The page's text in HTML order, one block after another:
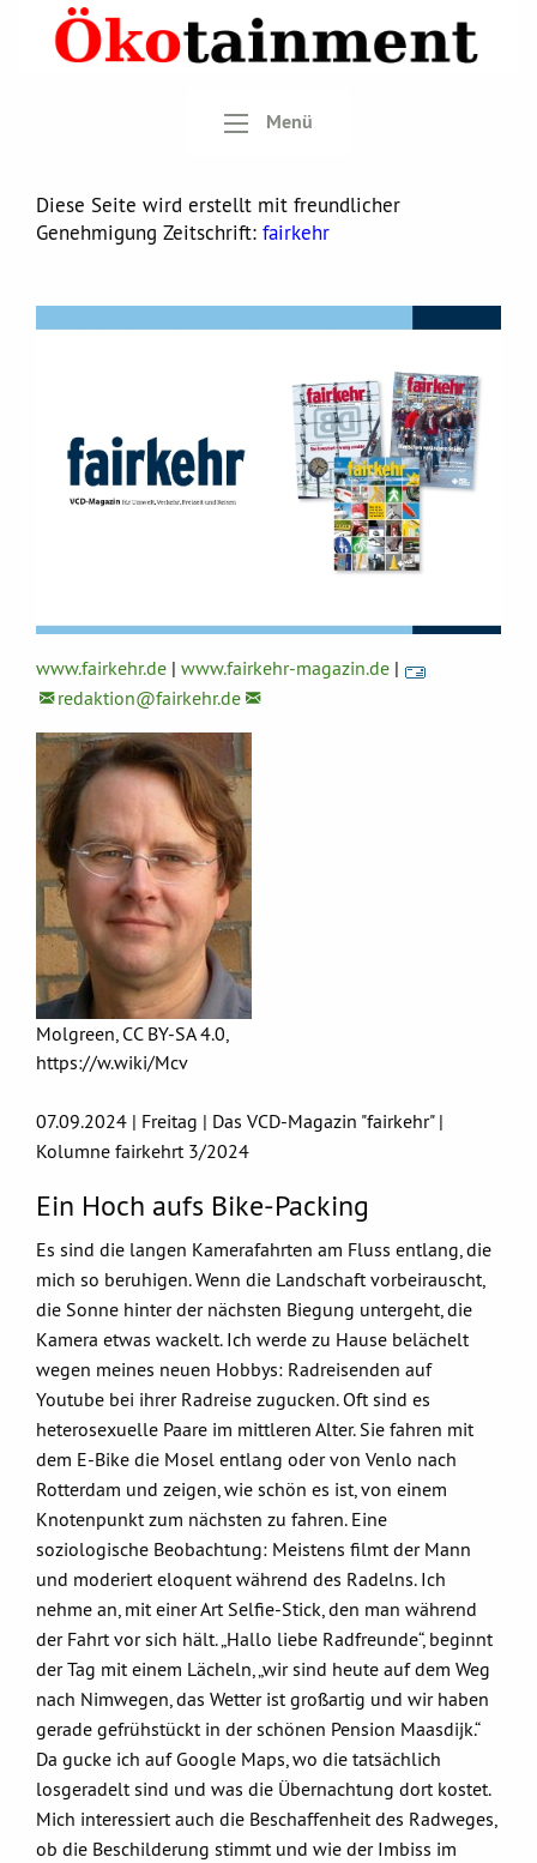
Menü
Diese Seite wird erstellt mit freundlicher
Genehmigung Zeitschrift: fairkehr
www.fairkehr.de | www.fairkehr-magazin.de |
redaktion@fairkehr.de
Molgreen, CC BY-SA 4.0,
https://w.wiki/Mcv
07.09.2024 | Freitag | Das VCD-Magazin "fairkehr" |
Kolumne fairkehrt 3/2024
Ein Hoch aufs Bike-Packing
Es sind die langen Kamerafahrten am Fluss entlang, die
mich so beruhigen. Wenn die Landschaft vorbeirauscht,
die Sonne hinter der nächsten Biegung untergeht, die
Kamera etwas wackelt. Ich werde zu Hause belächelt
wegen meines neuen Hobbys: Radreisenden auf
Youtube bei ihrer Radreise zugucken. Oft sind es
heterosexuelle Paare im mittleren Alter. Sie fahren mit
dem E-Bike die Mosel entlang oder von Venlo nach
Rotterdam und zeigen, wie schön es ist, von einem
Knotenpunkt zum nächsten zu fahren. Eine
soziologische Beobachtung: Meistens filmt der Mann
und moderiert eloquent während des Radelns. Ich
nehme an, mit einer Art Selfie-Stick, den man während
der Fahrt vor sich hält. „Hallo liebe Radfreunde“, beginnt
der Tag mit einem Lächeln, „wir sind heute auf dem Weg
nach Nimwegen, das Wetter ist großartig und wir haben
gerade gefrühstückt in der schönen Pension Maasdijk.“
Da gucke ich auf Google Maps, wo die tatsächlich
losgeradelt sind und was die Übernachtung dort kostet.
Mich interessiert auch die Beschaffenheit des Radweges,
ob die Beschilderung stimmt und wie der Imbiss im